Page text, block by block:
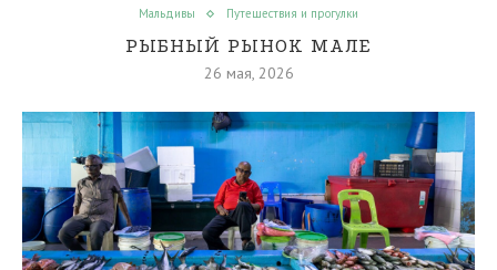
Мальдивы Путешествия и прогулки
РЫБНЫЙ РЫНОК МАЛЕ
26 мая, 2026